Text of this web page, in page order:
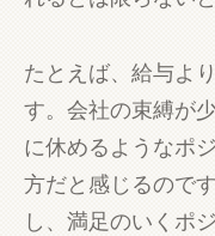
たとえば、給与よ
す。会社の束縛が
に休めるようなポ
方だと感じるので
し、満足のいくポ